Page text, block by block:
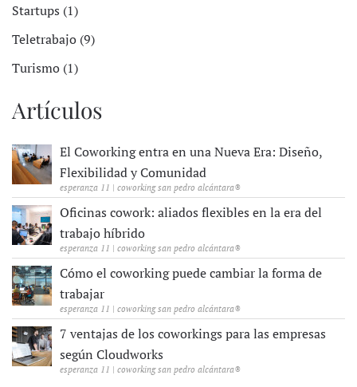
Startups (1)
Teletrabajo (9)
Turismo (1)
Artículos
El Coworking entra en una Nueva Era: Diseño,
Flexibilidad y Comunidad
esperanza 11 | coworking san pedro alcántara®
Oficinas cowork: aliados flexibles en la era del
trabajo híbrido
esperanza 11 | coworking san pedro alcántara®
Cómo el coworking puede cambiar la forma de
trabajar
esperanza 11 | coworking san pedro alcántara®
7 ventajas de los coworkings para las empresas
según Cloudworks
esperanza 11 | coworking san pedro alcántara®